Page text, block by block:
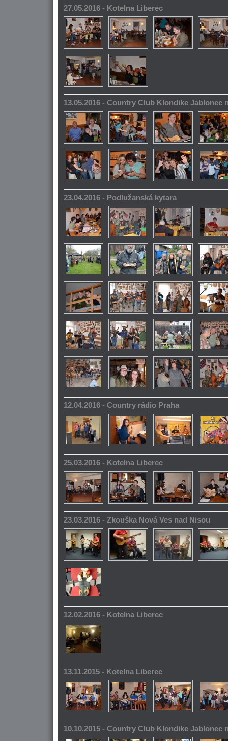
27.05.2016 - Kotelna Liberec
13.05.2016 - Country Club Klondike Jablonec
23.04.2016 - Podlužanská kytara
12.04.2016 - Country rádio Praha
25.03.2016 - Kotelna Liberec
23.03.2016 - Zkouška Nová Ves nad Nisou
12.02.2016 - Kotelna Liberec
13.11.2015 - Kotelna Liberec
10.10.2015 - Country Club Klondike Jablonec